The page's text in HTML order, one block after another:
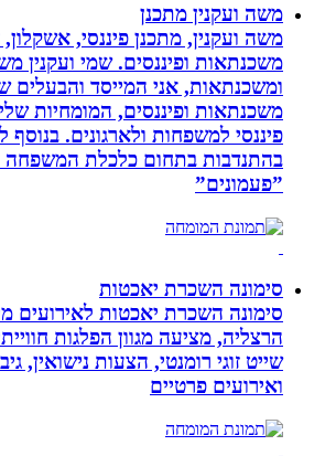
משה ועקנין מתכנן
משה ועקנין, מתכנן פיננסי, אשקלון,
משכנתאות ופיננסים. שמי ועקנין משה,
ומשכנתאות, אני המייסד והבעלים של
משכנתאות ופיננסים, המומחיות שלי
פיננסי למשפחות ולארגונים. בנוסף
בהתנדבות בתחום כלכלת המשפחה
”פעמונים”
סימונה השכרת יאכטות
סימונה השכרת יאכטות לאירועים
הרצליה, מציעה מגוון הפלגות
שייט זוגי רומנטי, הצעות נישואין,
ואירועים פרטיים